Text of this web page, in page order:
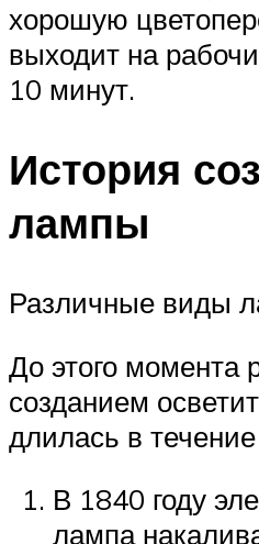
хорошую
выходит на
10 минут.
История
лампы
Различные виды
До этого момента
созданием
длилась в
В 1840 году
лампа